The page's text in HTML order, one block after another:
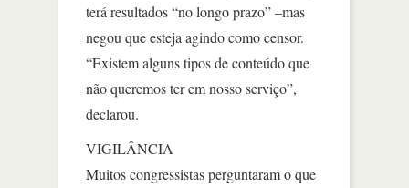
terá resultados “no longo prazo” –mas
negou que esteja agindo como censor.
“Existem alguns tipos de conteúdo que
não queremos ter em nosso serviço”,
declarou.
VIGILÂNCIA
Muitos congressistas perguntaram o que